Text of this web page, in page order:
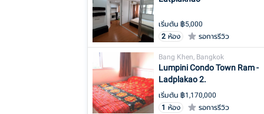
เริ่มต้น ฿5,000
2 ห้อง รอการรีวิว
Bang Khen, Bangkok
Lumpini Condo Town Ram -
Ladplakao 2.
เริ่มต้น ฿1,170,000
1 ห้อง รอการรีวิว